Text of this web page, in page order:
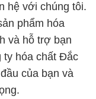
hệ với chúng tôi.
phẩm hóa
và hỗ trợ bạn
ty hóa chất Đắc
của bạn và